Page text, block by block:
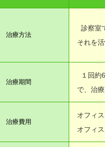
治療方法
診察室
それを
治療期間
１回約
で、治療
治療費用
オフィ
オフィ